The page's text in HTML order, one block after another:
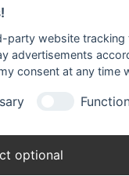
Montag -
8.30 - 19.00
8.30 - 18.00
party website
advertisements
consent at any time
optional